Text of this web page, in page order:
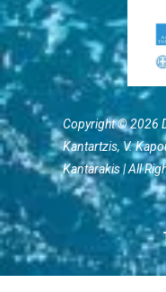
Copyright © 2026
Kantartzis, V.
Kantarakis | All